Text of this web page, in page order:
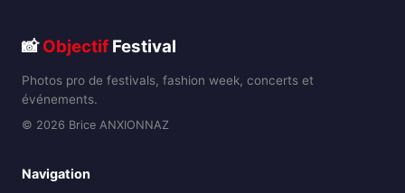
📸Objectif Festival
Photos pro de festivals, fashion week, concerts et
événements.
© 2026 Brice ANXIONNAZ
Navigation